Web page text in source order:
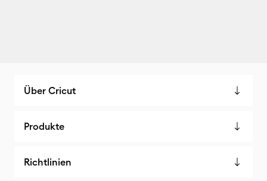
Über Cricut
Produkte
Richtlinien